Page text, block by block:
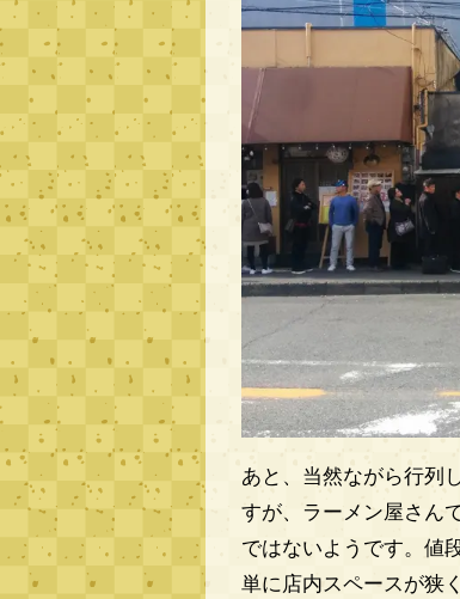
あと、当然ながら行列
すが、ラーメン屋さん
ではないようです。値
単に店内スペースが狭